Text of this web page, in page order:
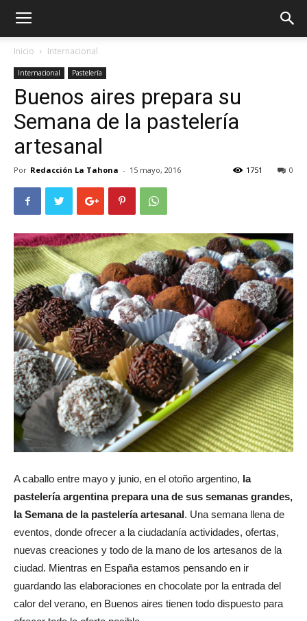
Inicio Internacional
Internacional Pastelería
Buenos aires prepara su
Semana de la pastelería
artesanal
Por Redacción La Tahona - 15 mayo, 2016 0
1751
A caballo entre mayo y junio, en el otoño argentino, la
pastelería argentina prepara una de sus semanas grandes,
la Semana de la pastelería artesanal. Una semana llena de
eventos, donde ofrecer a la ciudadanía actividades, ofertas,
nuevas creaciones y todo de la mano de los artesanos de la
ciudad. Mientras en España estamos pensando en ir
guardando las elaboraciones en chocolate por la entrada del
calor del verano, en Buenos aires tienen todo dispuesto para